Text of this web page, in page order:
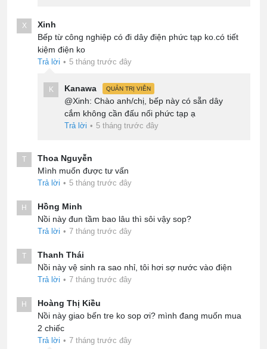
X
Xinh
Bếp từ công nghiệp có đi dây điện phức tạp ko.có tiết
kiệm điện ko
Trả lời • 5 tháng trước đây
K Kanawa QUẢN TRỊ VIÊN
@Xinh: Chào anh/chị, bếp này có sẵn dây
cắm không cần đấu nối phức tạp ạ
Trả lời • 5 tháng trước đây
T
Thoa Nguyễn
Mình muốn được tư vấn
Trả lời • 5 tháng trước đây
H
Hồng Minh
Nồi này đun tầm bao lâu thì sôi vậy sop?
Trả lời • 7 tháng trước đây
T
Thanh Thái
Nồi này vệ sinh ra sao nhỉ, tôi hơi sợ nước vào điện
Trả lời • 7 tháng trước đây
H
Hoàng Thị Kiều
Nồi này giao bến tre ko sop ơi? mình đang muốn mua
2 chiếc
Trả lời • 7 tháng trước đây